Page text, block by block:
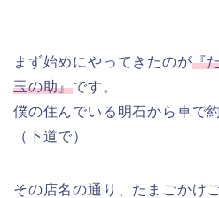
まず始めにやってきたのが『
玉の助』です。
僕の住んでいる明石から車で
（下道で）
その店名の通り、たまごかけ